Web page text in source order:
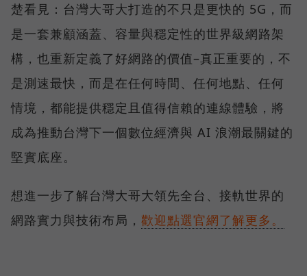
楚看見：台灣大哥大打造的不只是更快的 5G，而
是一套兼顧涵蓋、容量與穩定性的世界級網路架
構，也重新定義了好網路的價值–真正重要的，不
是測速最快，而是在任何時間、任何地點、任何
情境，都能提供穩定且值得信賴的連線體驗，將
成為推動台灣下一個數位經濟與 AI 浪潮最關鍵的
堅實底座。
想進一步了解台灣大哥大領先全台、接軌世界的
網路實力與技術布局， 歡迎點選官網了解更多。